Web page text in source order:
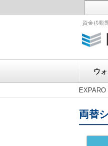
資金移動
ウ
EXPARO
両替